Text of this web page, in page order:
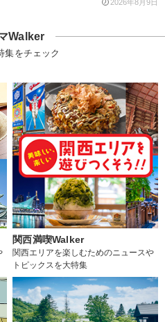
2026年8月9日
Walker
集をチェック
関西満喫Walker
関西エリアを楽しむためのニュースや
トピックスを大特集